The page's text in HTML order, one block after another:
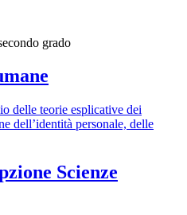
grado
delle teorie esplicative dei
dell’identità personale, delle
Scienze